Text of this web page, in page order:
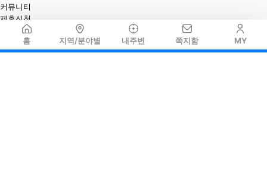
홈 지역/분야별 내주변 쪽지함 MY
커뮤니티
제휴신청